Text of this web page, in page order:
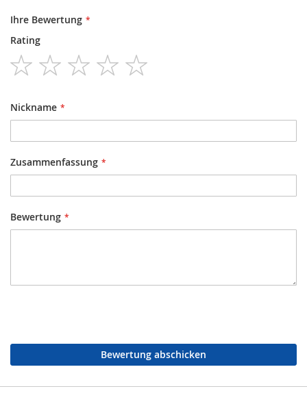
Ihre Bewertung
Rating
1
star
2
stars
3
stars
4
stars
Nickname
Zusammenfassung
Bewertung
Bewertung abschicken